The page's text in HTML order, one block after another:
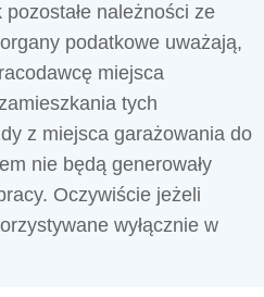
pozostałe należności ze
podatkowe uważają,
miejsca
tych
z miejsca garażowania do
nie będą generowały
Oczywiście jeżeli
wyłącznie w